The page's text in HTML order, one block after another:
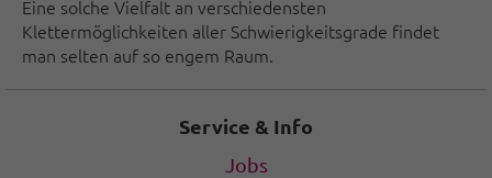
Eine solche Vielfalt an verschiedensten
Klettermöglichkeiten aller Schwierigkeitsgrade findet
man selten auf so engem Raum.
Service & Info
Jobs